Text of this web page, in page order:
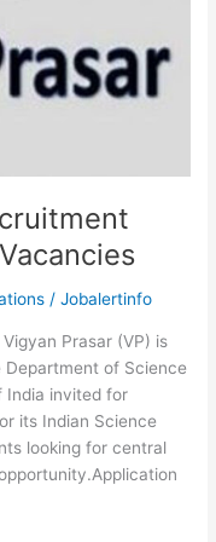
/Jobalertinfo
Prasar (VP) is
of Science
India invited for
its Indian Science
looking for central